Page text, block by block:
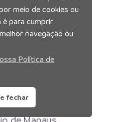
de Manaus
meio de cookies ou
é para cumprir
navegação ou
Política de
fechar